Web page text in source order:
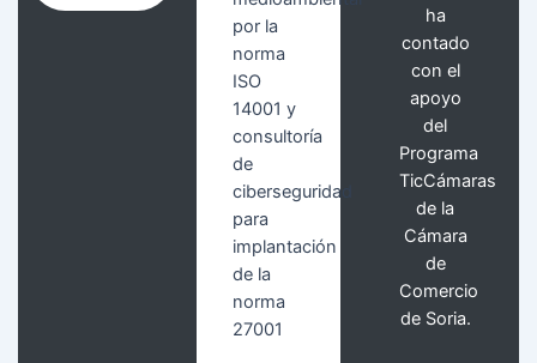
por la
norma
ISO
14001 y
consultoría
de
ciberseguridad
para
implantación
de la
norma
27001
ha
contado
con el
apoyo
del
Programa
TicCámaras
de la
Cámara
de
Comercio
de Soria.